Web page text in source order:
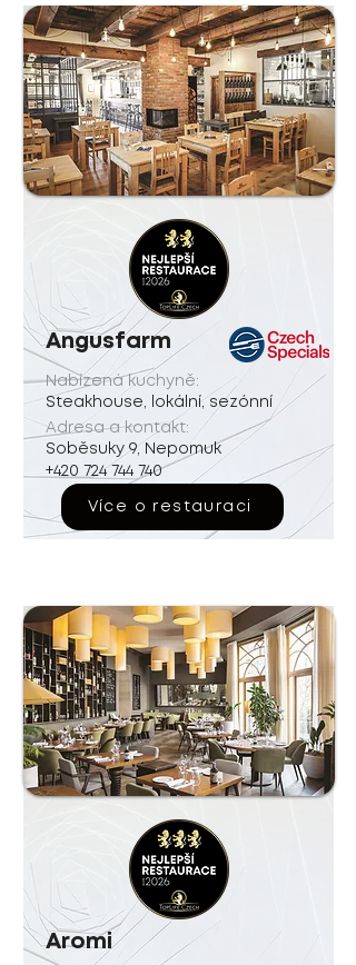
Angusfarm
Nabízená kuchyně:
Steakhouse, lokální, sezónní
Adresa a kontakt:
Soběsuky 9, Nepomuk
+420 724 744 740
Více o restauraci
Aromi